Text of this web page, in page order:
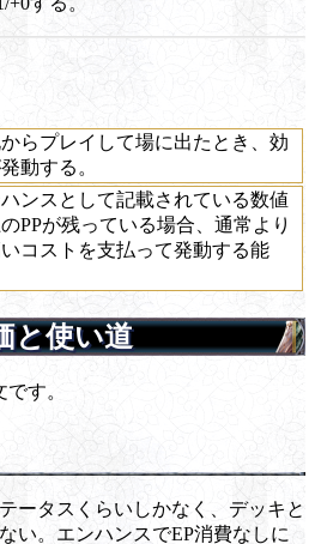
らプレイして場に出たとき、効
動する。
ンスとして記載されている数値
PPが残っている場合、通常より
いコストを支払って発動する能
と使い道
す。
ータスくらいしかなく、デッキと
い。エンハンスでEP消費なしに